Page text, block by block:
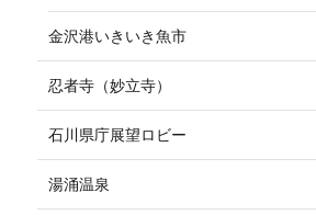
金沢港いきいき魚市
忍者寺（妙立寺）
石川県庁展望ロビー
湯涌温泉